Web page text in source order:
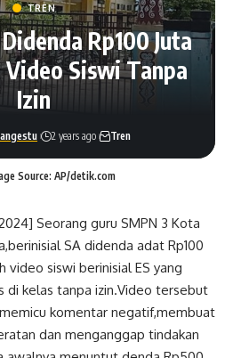
TREN
Rp100 Juta
Video Siswi Tanpa
Izin
2 years ago Tren
Source: AP/detik.com
Seorang guru SMPN 3 Kota
SA didenda adat Rp100
siswi berinisial ES yang
di kelas tanpa izin.Video tersebut
komentar negatif,membuat
dan menganggap tindakan